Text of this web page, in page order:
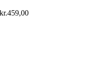
kr.459,00